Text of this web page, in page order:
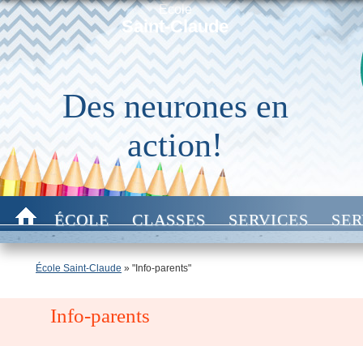
École
Saint-Claude
Des neurones en
action!
ÉCOLE CLASSES SERVICES
École Saint-Claude » "Info-parents"
Info-parents